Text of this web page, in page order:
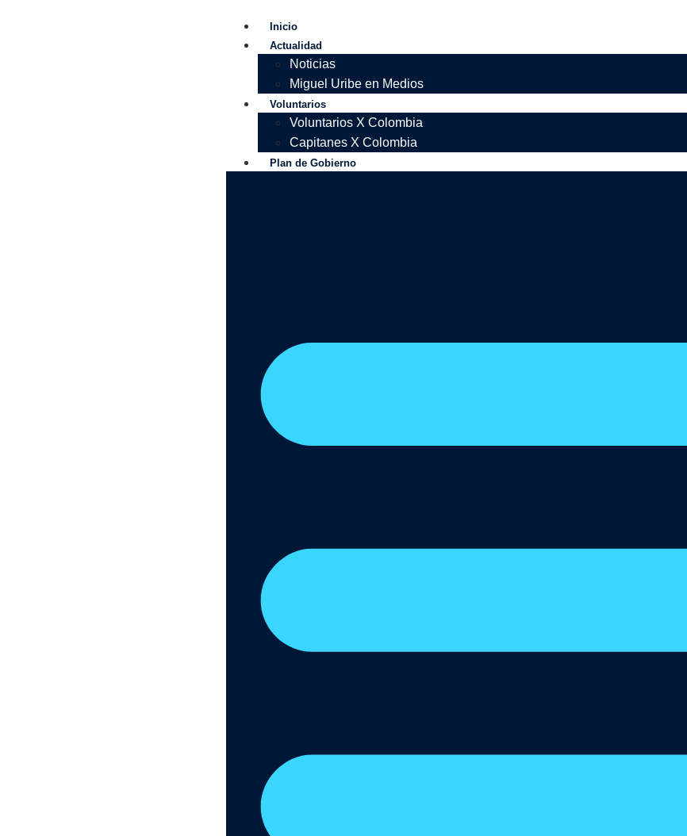
Inicio
Actualidad
Noticias
Miguel Uribe en Medios
Voluntarios
Voluntarios X Colombia
Capitanes X Colombia
Plan de Gobierno